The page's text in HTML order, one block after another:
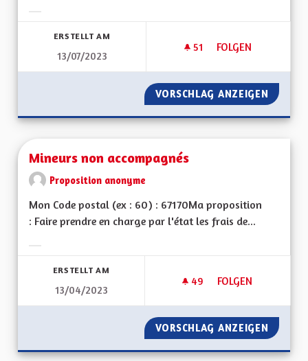
ERSTELLT AM
13/07/2023
51 51 FOLLOWER
FOLGEN
DÉVELOPPEMENT
VORSCHLAG ANZEIGEN
Mineurs non accompagnés
Proposition anonyme
Mon Code postal (ex : 60) : 67170Ma proposition
: Faire prendre en charge par l'état les frais de...
ERSTELLT AM
13/04/2023
49 49 FOLLOWER
FOLGEN
MINEURS NON
VORSCHLAG ANZEIGEN